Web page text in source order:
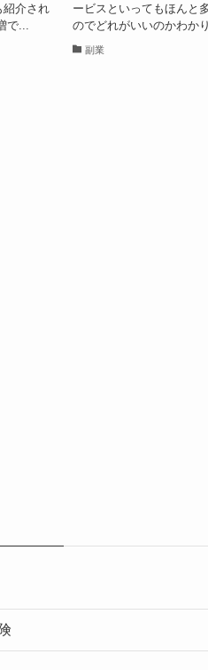
紹介され
...
ービスといってもほんと
のでどれがいいのかわか
副業